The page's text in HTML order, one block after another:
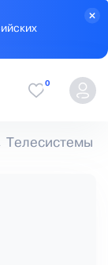
0
Телесистемы